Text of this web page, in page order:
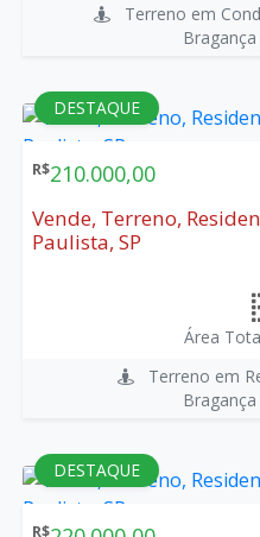
Terreno em
DESTAQUE
R$210.000,00
Vende, Terreno,
Paulista, SP
Área
Terreno em
DESTAQUE
R$